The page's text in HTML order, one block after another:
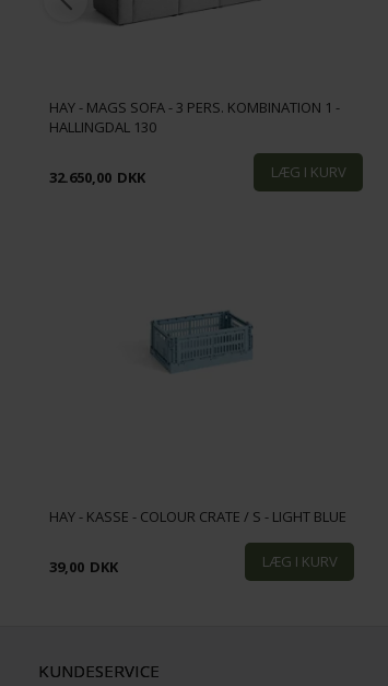
HAY - MAGS SOFA - 3 PERS. KOMBINATION 1 -
HALLINGDAL 130
32.650,00 DKK
HAY - KASSE - COLOUR CRATE / S - LIGHT BLUE
39,00 DKK
KUNDESERVICE